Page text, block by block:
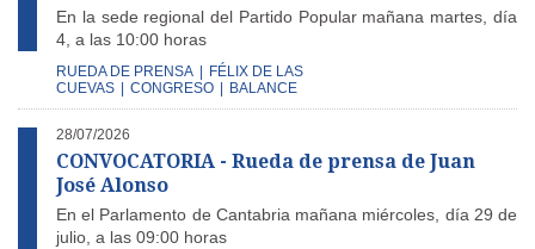
En la sede regional del Partido Popular mañana martes, día
4, a las 10:00 horas
RUEDA DE PRENSA
FÉLIX DE LAS
CUEVAS
CONGRESO BALANCE
28/07/2026
CONVOCATORIA - Rueda de prensa de Juan
José Alonso
En el Parlamento de Cantabria mañana miércoles, día 29 de
julio, a las 09:00 horas